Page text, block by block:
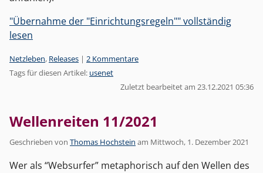
"Übernahme der "Einrichtungsregeln"" vollständig
lesen
Kategorien:
Netzleben, Releases | 2 Kommentare
Tags für diesen Artikel: usenet
Zuletzt bearbeitet am 23.12.2021 05:36
Wellenreiten 11/2021
Geschrieben von Thomas Hochstein am Mittwoch, 1. Dezember 2021
Wer als “Websurfer” metaphorisch auf den Wellen des